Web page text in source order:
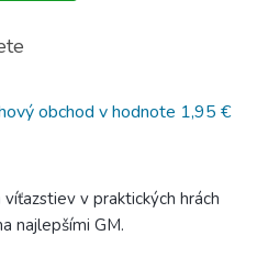
obchod v hodnote 1,95 €
v praktických hrách
najlepšími GM.